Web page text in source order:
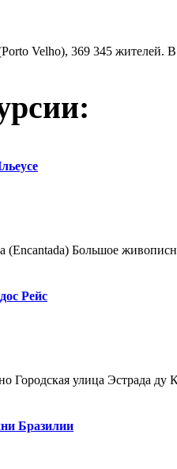
Velho), 369 345 жителей.
(Encantada) Большое
Рейс
Городская улица Эстрада
Бразилии